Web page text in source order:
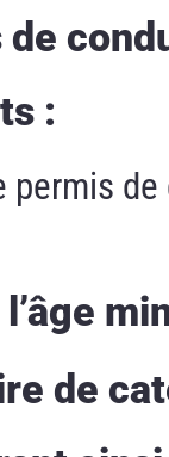
:
permis
de